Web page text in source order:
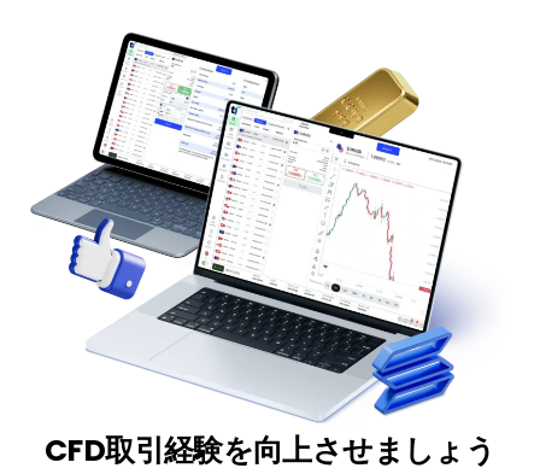
CFD取引経験を向上させましょう